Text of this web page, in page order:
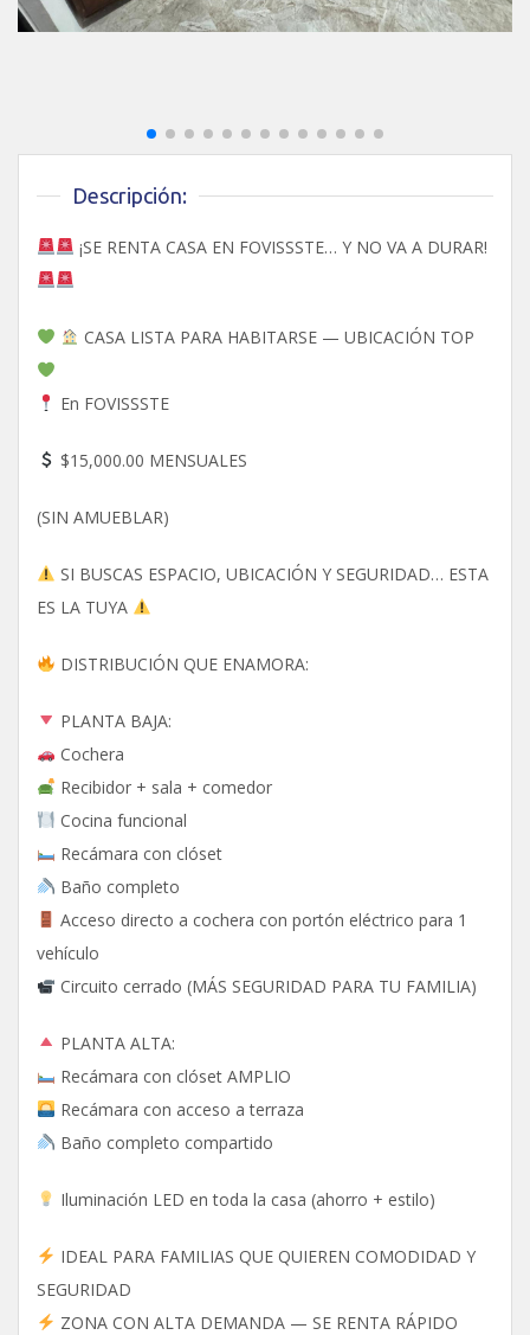
Descripción:
¡SE RENTA CASA EN FOVISSSTE… Y NO VA A DURAR!
CASA LISTA PARA HABITARSE — UBICACIÓN TOP
En FOVISSSTE
$15,000.00 MENSUALES
(SIN AMUEBLAR)
SI BUSCAS ESPACIO, UBICACIÓN Y SEGURIDAD… ESTA
ES LA TUYA
DISTRIBUCIÓN QUE ENAMORA:
PLANTA BAJA:
Cochera
Recibidor + sala + comedor
Cocina funcional
Recámara con clóset
Baño completo
Acceso directo a cochera con portón eléctrico para 1
vehículo
Circuito cerrado (MÁS SEGURIDAD PARA TU FAMILIA)
PLANTA ALTA:
Recámara con clóset AMPLIO
Recámara con acceso a terraza
Baño completo compartido
Iluminación LED en toda la casa (ahorro + estilo)
IDEAL PARA FAMILIAS QUE QUIEREN COMODIDAD Y
SEGURIDAD
ZONA CON ALTA DEMANDA — SE RENTA RÁPIDO